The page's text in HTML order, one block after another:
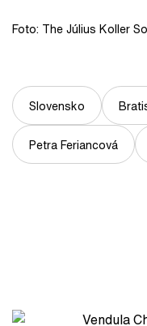
Foto: The Július Koller
Slovensko
Petra Feriancová